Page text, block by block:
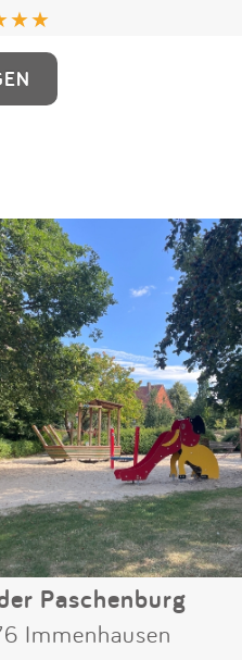
Paschenburg
Immenhausen